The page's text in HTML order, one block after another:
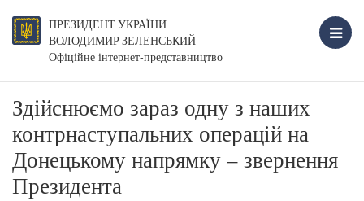
ПРЕЗИДЕНТ УКРАЇНИ
ВОЛОДИМИР ЗЕЛЕНСЬКИЙ
Офіційне інтернет-представництво
Здійснюємо зараз одну з наших
контрнаступальних операцій на
Донецькому напрямку – звернення
Президента